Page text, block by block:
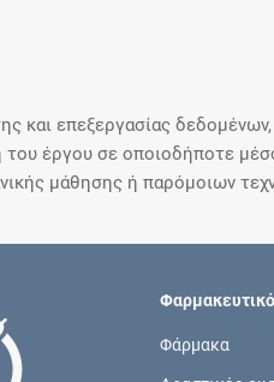
και επεξεργασίας
έργου σε οποιοδήποτε
μάθησης ή παρόμοιων
Φάρμακα